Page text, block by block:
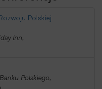
Polskiej
Inn,
Polskiego,